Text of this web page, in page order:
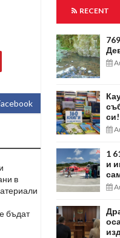
в
бъдат
RECENT
си!
1
и